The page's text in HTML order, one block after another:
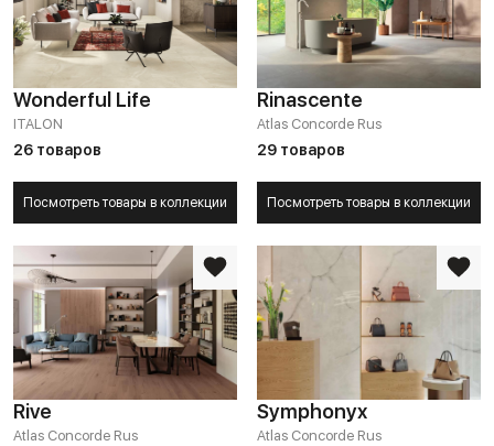
Wonderful Life
ITALON
26 товаров
Посмотреть товары в коллекции
Rinascente
Atlas Concorde Rus
29 товаров
Посмотреть товары в коллекции
Rive
Atlas Concorde Rus
Symphonyx
Atlas Concorde Rus